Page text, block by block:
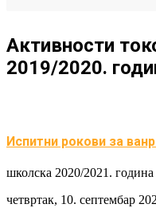
Активности
2019/2020.
Испитни рокови за
школска 2020/2021. година
четвртак, 10. септембар